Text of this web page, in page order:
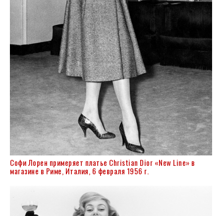
Софи Лорен примеряет платье Christian Dior «New Line» в
магазине в Риме, Италия, 6 февраля 1956 г.